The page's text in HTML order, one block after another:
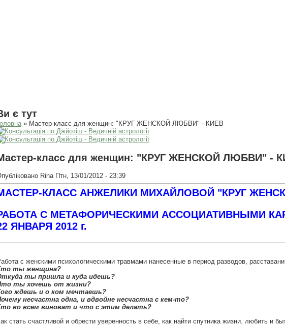
є тут
» Мастер-класс для женщин: "КРУГ ЖЕНСКОЙ ЛЮБВИ" - КИЕВ
класс для женщин: "КРУГ ЖЕНСКОЙ ЛЮБВИ" -
RinaПтн, 13/01/2012 - 23:39
КЛАСС АНЖЕЛИКИ МИХАЙЛОВОЙ "КРУГ
С МЕТАФОРИЧЕСКИМИ АССОЦИАТИВНЫМИ
ЯНВАРЯ 2012 г.
с женскими психологическими травмами нанесенные в период разводов,
ты женщина?
ты пришла и куда идешь?
ты хочешь от жизни?
ждешь и о ком мечтаешь?
несчастна одна, и вдвойне несчастна с кем-то?
во всем виноват и что с этим делать?
стать счастливой и обрести уверенность в себе, как найти спутника жизни. любить и